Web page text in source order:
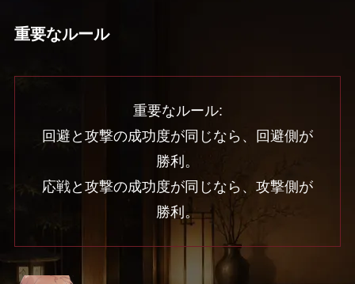
重要なルール
重要なルール:
回避と攻撃の成功度が同じなら、回避側が
勝利。
応戦と攻撃の成功度が同じなら、攻撃側が
勝利。